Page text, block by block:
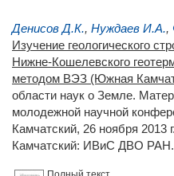
Денисов Д.К., Нуждаев И.А.,
Изучение геологического
Нижне-Кошелевского
методом ВЭЗ (Южная
области наук о Земле.
молодежной научной
Камчатский, 26 ноября 2013
Камчатский: ИВиС ДВО